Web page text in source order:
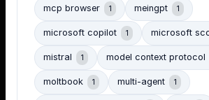
mcp browser 1 meingpt 1
microsoft copilot 1 microsoft
mistral 1 model context protocol
moltbook 1 multi-agent 1